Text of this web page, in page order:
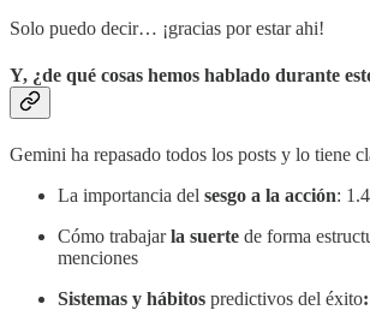
Solo puedo decir… ¡gracias por estar ahi!
Y, ¿de qué cosas hemos hablado durante
Gemini ha repasado todos los posts y lo tiene
La importancia del sesgo a la acción:
Cómo trabajarla suerte de forma
menciones
Sistemas y hábitos predictivos del éxito: